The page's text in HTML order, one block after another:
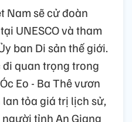
Nam sẽ cử đoàn
UNESCO và tham
ban Di sản thế giới.
quan trọng trong
Eo - Ba Thê vươn
tỏa giá trị lịch sử,
tỉnh An Giang